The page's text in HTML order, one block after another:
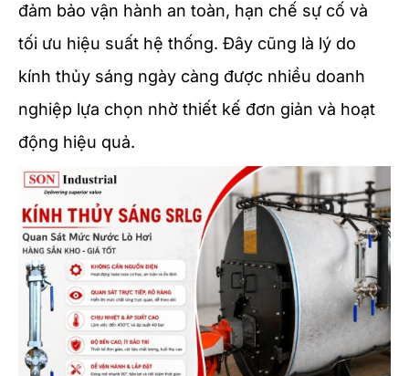
đảm bảo vận hành an toàn, hạn chế sự cố và
tối ưu hiệu suất hệ thống. Đây cũng là lý do
kính thủy sáng ngày càng được nhiều doanh
nghiệp lựa chọn nhờ thiết kế đơn giản và hoạt
động hiệu quả.